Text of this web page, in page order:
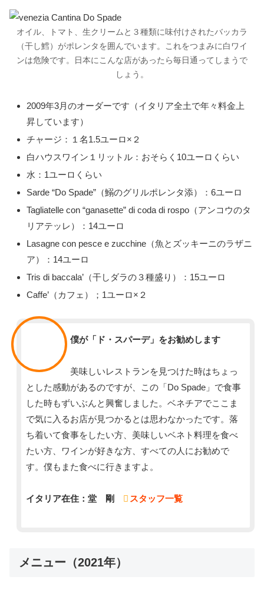
オイル、トマト、生クリームと３種類に味付けされたバッカラ
（干し鱈）がポレンタを囲んでいます。これをつまみに白ワイ
ンは危険です。日本にこんな店があったら毎日通ってしまうで
しょう。
2009年3月のオーダーです（イタリア全土で年々料金上
昇しています）
チャージ：１名1.5ユーロ×２
白ハウスワイン１リットル：おそらく10ユーロくらい
水：1ユーロくらい
Sarde “Do Spade”（鰯のグリルポレンタ添）：6ユーロ
Tagliatelle con “ganasette” di coda di rospo（アンコウのタ
リアテッレ）：14ユーロ
Lasagne con pesce e zucchine（魚とズッキーニのラザニ
ア）：14ユーロ
Tris di baccala’（干しダラの３種盛り）：15ユーロ
Caffe’（カフェ）；1ユーロ×２
僕が「ド・スパーデ」をお勧めします
美味しいレストランを見つけた時はちょっ
とした感動があるのですが、この「Do Spade」で食事
した時もずいぶんと興奮しました。ベネチアでここま
で気に入るお店が見つかるとは思わなかったです。落
ち着いて食事をしたい方、美味しいベネト料理を食べ
たい方、ワインが好きな方、すべての人にお勧めで
す。僕もまた食べに行きますよ。
イタリア在住：堂 剛 スタッフ一覧
メニュー（2021年）